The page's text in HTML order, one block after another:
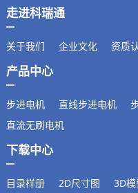
走进科瑞通
关于我们 企业文化 资质
产品中心
步进电机 直线步进电机
直流无刷电机
下载中心
目录样册 2D尺寸图 3D模